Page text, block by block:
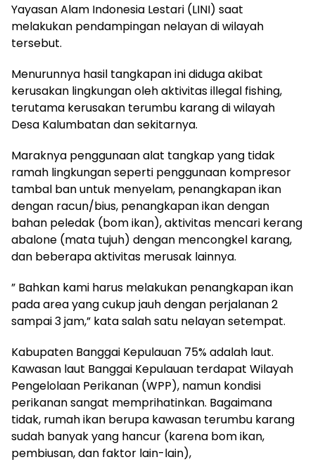
Yayasan Alam Indonesia Lestari (LINI) saat
melakukan pendampingan nelayan di wilayah
tersebut.
Menurunnya hasil tangkapan ini diduga akibat
kerusakan lingkungan oleh aktivitas illegal fishing,
terutama kerusakan terumbu karang di wilayah
Desa Kalumbatan dan sekitarnya.
Maraknya penggunaan alat tangkap yang tidak
ramah lingkungan seperti penggunaan kompresor
tambal ban untuk menyelam, penangkapan ikan
dengan racun/bius, penangkapan ikan dengan
bahan peledak (bom ikan), aktivitas mencari kerang
abalone (mata tujuh) dengan mencongkel karang,
dan beberapa aktivitas merusak lainnya.
” Bahkan kami harus melakukan penangkapan ikan
pada area yang cukup jauh dengan perjalanan 2
sampai 3 jam,” kata salah satu nelayan setempat.
Kabupaten Banggai Kepulauan 75% adalah laut.
Kawasan laut Banggai Kepulauan terdapat Wilayah
Pengelolaan Perikanan (WPP), namun kondisi
perikanan sangat memprihatinkan. Bagaimana
tidak, rumah ikan berupa kawasan terumbu karang
sudah banyak yang hancur (karena bom ikan,
pembiusan, dan faktor lain-lain),